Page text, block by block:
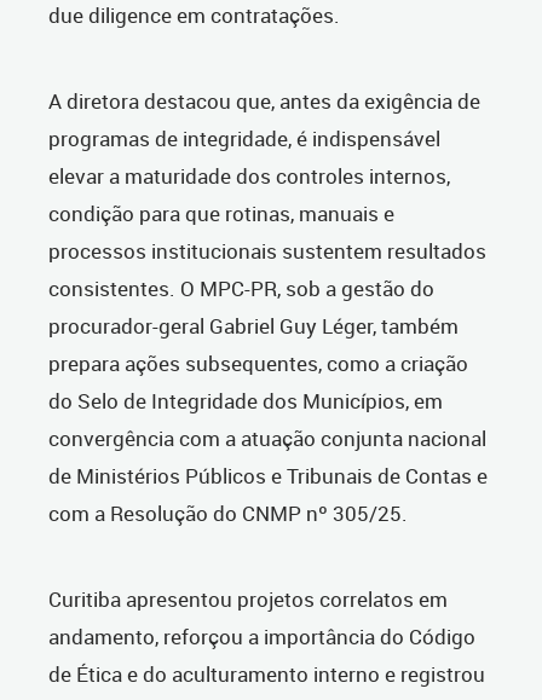
due diligence em contratações.
A diretora destacou que, antes da exigência de
programas de integridade, é indispensável
elevar a maturidade dos controles internos,
condição para que rotinas, manuais e
processos institucionais sustentem resultados
consistentes. O MPC-PR, sob a gestão do
procurador-geral Gabriel Guy Léger, também
prepara ações subsequentes, como a criação
do Selo de Integridade dos Municípios, em
convergência com a atuação conjunta nacional
de Ministérios Públicos e Tribunais de Contas e
com a Resolução do CNMP nº 305/25.
Curitiba apresentou projetos correlatos em
andamento, reforçou a importância do Código
de Ética e do aculturamento interno e registrou